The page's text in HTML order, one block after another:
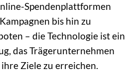
Spendenplattformen
bis hin zu
– die Technologie ist ein
das Trägerunternehmen
Ziele zu erreichen.